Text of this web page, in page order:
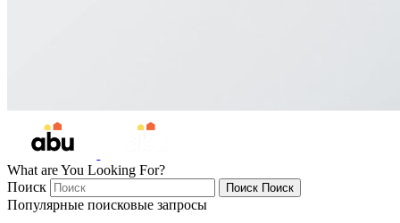
What are You Looking For?
Поиск
Поиск Поиск
Популярные поисковые запросы